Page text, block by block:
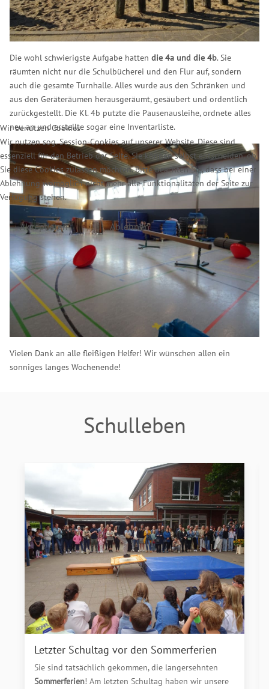
Die wohl schwierigste Aufgabe hattendie 4a und die 4b. Sie
räumten nicht nur die Schulbücherei und den Flur auf, sondern
auch die gesamte Turnhalle. Alles wurde aus den Schränken und
aus den Geräteräumen herausgeräumt, gesäubert und ordentlich
zurückgestellt. Die Kl. 4b putzte die Pausenausleihe, ordnete alles
neu an und erstellte sogar eine Inventarliste.
Vielen Dank an alle fleißigen Helfer! Wir wünschen allen ein
sonniges langes Wochenende!
Schulleben
Letzter Schultag vor den Sommerferien
Sie sind tatsächlich gekommen, die langersehnten
Sommerferien! Am letzten Schultag haben wir unsere
Wir benutzen Cookies
Wir nutzen sog. Session-Cookies auf unserer Website. Diese sind
essenziell für den Betrieb der Seite. Sie können selbst entscheiden, ob
Sie diese Cookies zulassen möchten. Bitte beachten Sie, dass bei einer
Ablehnung womöglich nicht mehr alle Funktionalitäten der Seite zur
Verfügung stehen.
Akzeptieren Ablehnen